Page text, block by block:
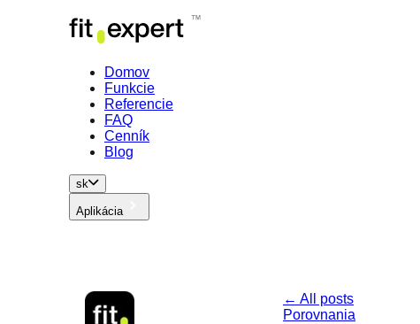
Domov
Funkcie
Referencie
FAQ
Cenník
Blog
sk
Aplikácia
← All posts
Porovnania